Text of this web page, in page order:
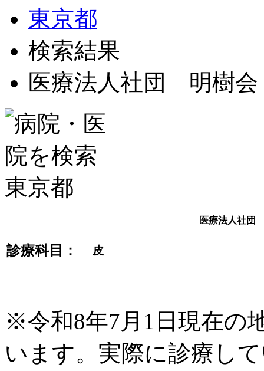
東京都
検索結果
医療法人社団 明樹
医療法人社
診療科目： 皮
※令和8年7月1日現在の
います。実際に診療し